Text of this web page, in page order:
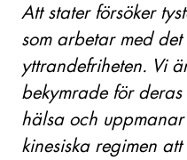
Att stater försöker
som arbetar med
yttrandefriheten. Vi
bekymrade för
hälsa och
kinesiska regimen